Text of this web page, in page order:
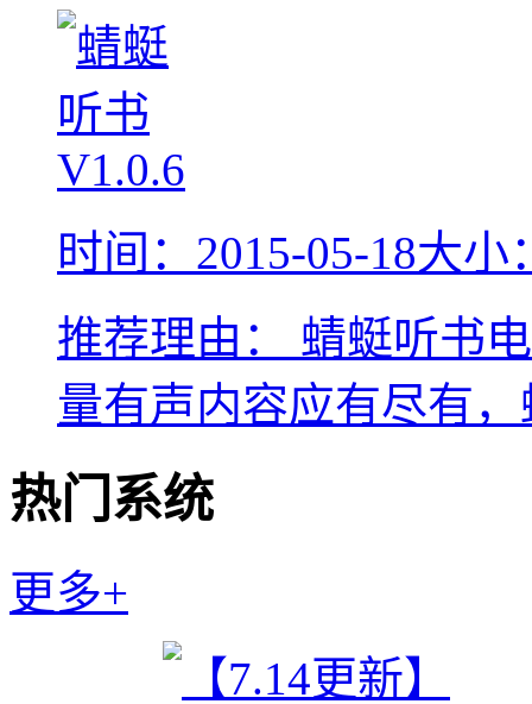
时间：2015-05-18大小
推荐理由：
蜻蜓听书
量有声内容应有尽有
热门系统
更多+